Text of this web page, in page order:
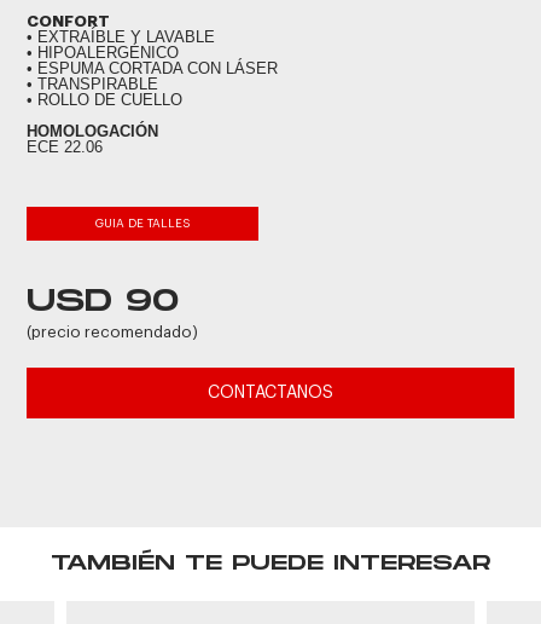
CONFORT
• EXTRAÍBLE Y LAVABLE
• HIPOALERGÉNICO
• ESPUMA CORTADA CON LÁSER
• TRANSPIRABLE
• ROLLO DE CUELLO
HOMOLOGACIÓN
ECE 22.06
GUIA DE TALLES
USD 90
(precio recomendado)
CONTACTANOS
TAMBIÉN TE PUEDE INTERESAR